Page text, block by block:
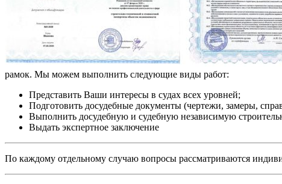
рамок. Мы можем выполнить следующие виды работ:
Представить Ваши интересы в судах всех уровней;
Подготовить досудебные документы (чертежи, замеры,
Выполнить досудебную и судебную независимую
Выдать экспертное заключение
По каждому отдельному случаю вопросы рассматриваются